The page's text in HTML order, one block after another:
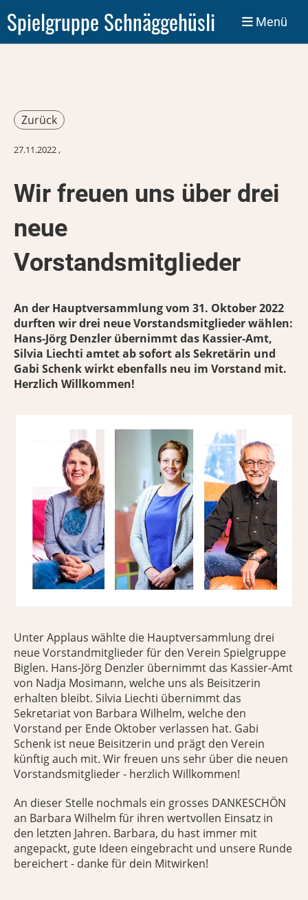
Spielgruppe Schnäggehüsli Menü
Zurück
27.11.2022,
Wir freuen uns über drei
neue
Vorstandsmitglieder
An der Hauptversammlung vom 31. Oktober 2022
durften wir drei neue Vorstandsmitglieder wählen:
Hans-Jörg Denzler übernimmt das Kassier-Amt,
Silvia Liechti amtet ab sofort als Sekretärin und
Gabi Schenk wirkt ebenfalls neu im Vorstand mit.
Herzlich Willkommen!
Unter Applaus wählte die Hauptversammlung drei
neue Vorstandmitglieder für den Verein Spielgruppe
Biglen. Hans-Jörg Denzler übernimmt das Kassier-Amt
von Nadja Mosimann, welche uns als Beisitzerin
erhalten bleibt. Silvia Liechti übernimmt das
Sekretariat von Barbara Wilhelm, welche den
Vorstand per Ende Oktober verlassen hat. Gabi
Schenk ist neue Beisitzerin und prägt den Verein
künftig auch mit. Wir freuen uns sehr über die neuen
Vorstandsmitglieder - herzlich Willkommen!
An dieser Stelle nochmals ein grosses DANKESCHÖN
an Barbara Wilhelm für ihren wertvollen Einsatz in
den letzten Jahren. Barbara, du hast immer mit
angepackt, gute Ideen eingebracht und unsere Runde
bereichert - danke für dein Mitwirken!